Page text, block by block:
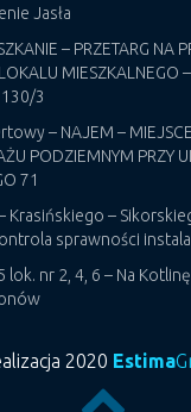
Jasła
– PRZETARG NA
MIESZKALNEGO
3
– NAJEM –
PODZIEMNYM PRZY
71
Krasińskiego –
sprawności
lok. nr 2, 4, 6 – Na
2020 Estima